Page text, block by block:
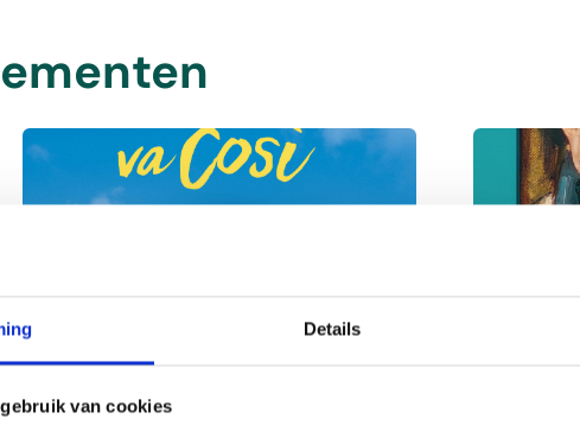
Details
van cookies
La vita va così